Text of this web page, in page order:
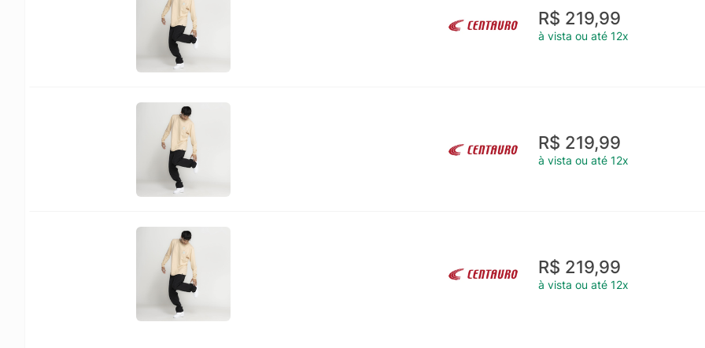
R$ 219,99
à vista ou até 12x
R$ 219,99
à vista ou até 12x
R$ 219,99
à vista ou até 12x